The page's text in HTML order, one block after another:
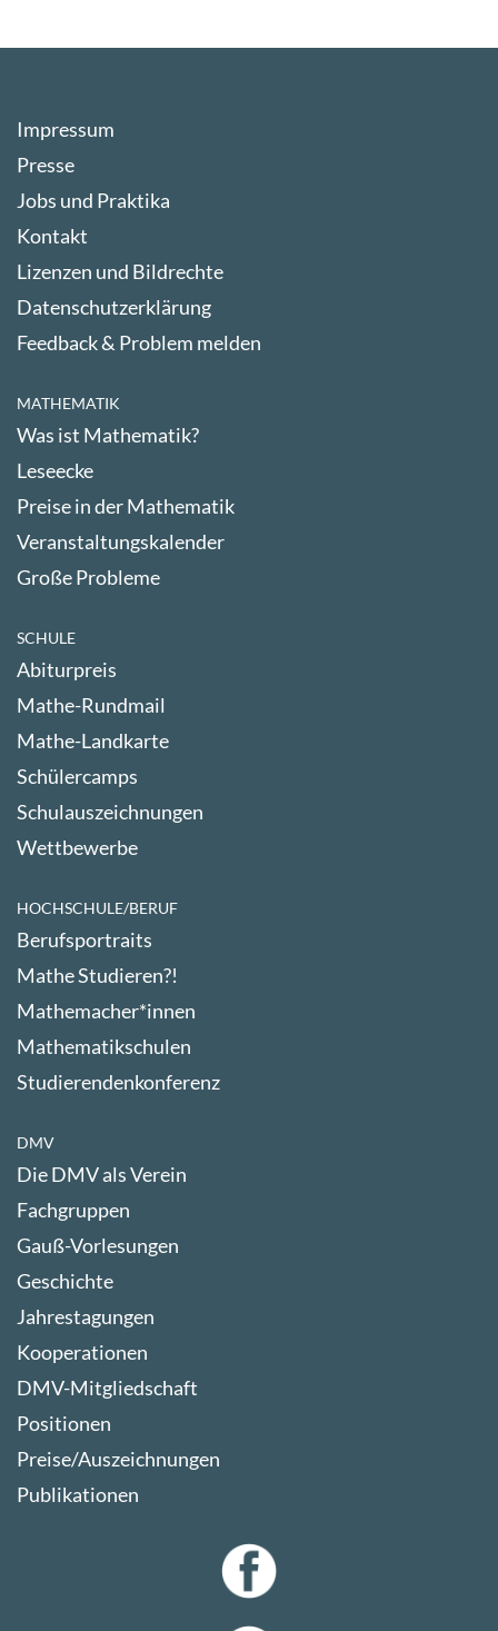
Impressum
Presse
Jobs und Praktika
Kontakt
Lizenzen und Bildrechte
Datenschutzerklärung
Feedback & Problem melden
MATHEMATIK
Was ist Mathematik?
Leseecke
Preise in der Mathematik
Veranstaltungskalender
Große Probleme
SCHULE
Abiturpreis
Mathe-Rundmail
Mathe-Landkarte
Schülercamps
Schulauszeichnungen
Wettbewerbe
HOCHSCHULE/BERUF
Berufsportraits
Mathe Studieren?!
Mathemacher*innen
Mathematikschulen
Studierendenkonferenz
DMV
Die DMV als Verein
Fachgruppen
Gauß-Vorlesungen
Geschichte
Jahrestagungen
Kooperationen
DMV-Mitgliedschaft
Positionen
Preise/Auszeichnungen
Publikationen